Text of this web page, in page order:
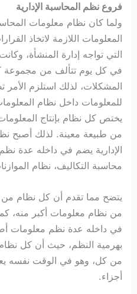
فروع نظم المحاسبة الإدارية
ولما كان نظام معلومات
المعلومات اللازمة لاتخاذ
التي تواجه إدارة المنشأة،
في كل يوم تتألف من مجموعة
المشكلات، لذلك استلزم
للمعلومات داخل نظام
يختص كل نظام بإنتاج المعلومات
من طبيعة معينة. لذلك أصبح
الإدارية يضم في داخله عدة
محاسبة التكاليف، نظام
يتضح مما تقدم أن كل نظام من
من نظام معلومات أكبر منه،
في داخله عدة نظم معلومات
بهرمية النظم، حيث أن كل
من كل، وهو في الوقت نفسه
أجزاء.